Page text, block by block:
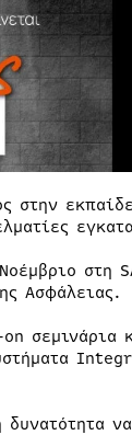
στην
στη
Ασφάλειας.
σεμινάρια